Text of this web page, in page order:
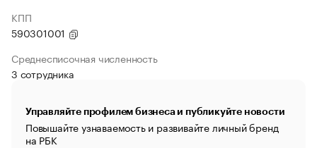
КПП
590301001
Среднесписочная численность
3 сотрудника
Управляйте профилем бизнеса и публикуйте новости
Повышайте узнаваемость и развивайте личный бренд
на РБК